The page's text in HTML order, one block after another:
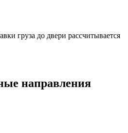
груза до двери рассчитывается
направления